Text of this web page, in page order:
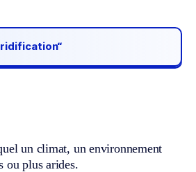
un climat, un environnement
ou plus arides.